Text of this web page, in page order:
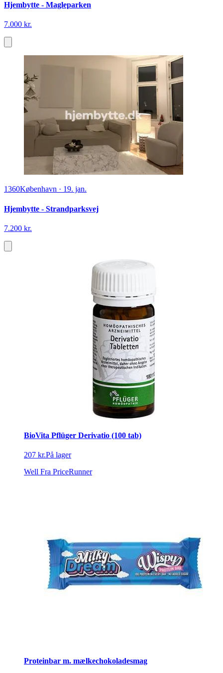
Hjembytte - Magleparken
7.000 kr.
1360København · 19. jan.
Hjembytte - Strandparksvej
7.200 kr.
BioVita Pflüger Derivatio (100 tab)
207 kr.På lager
Well Fra PriceRunner
Proteinbar m. mælkechokoladesmag